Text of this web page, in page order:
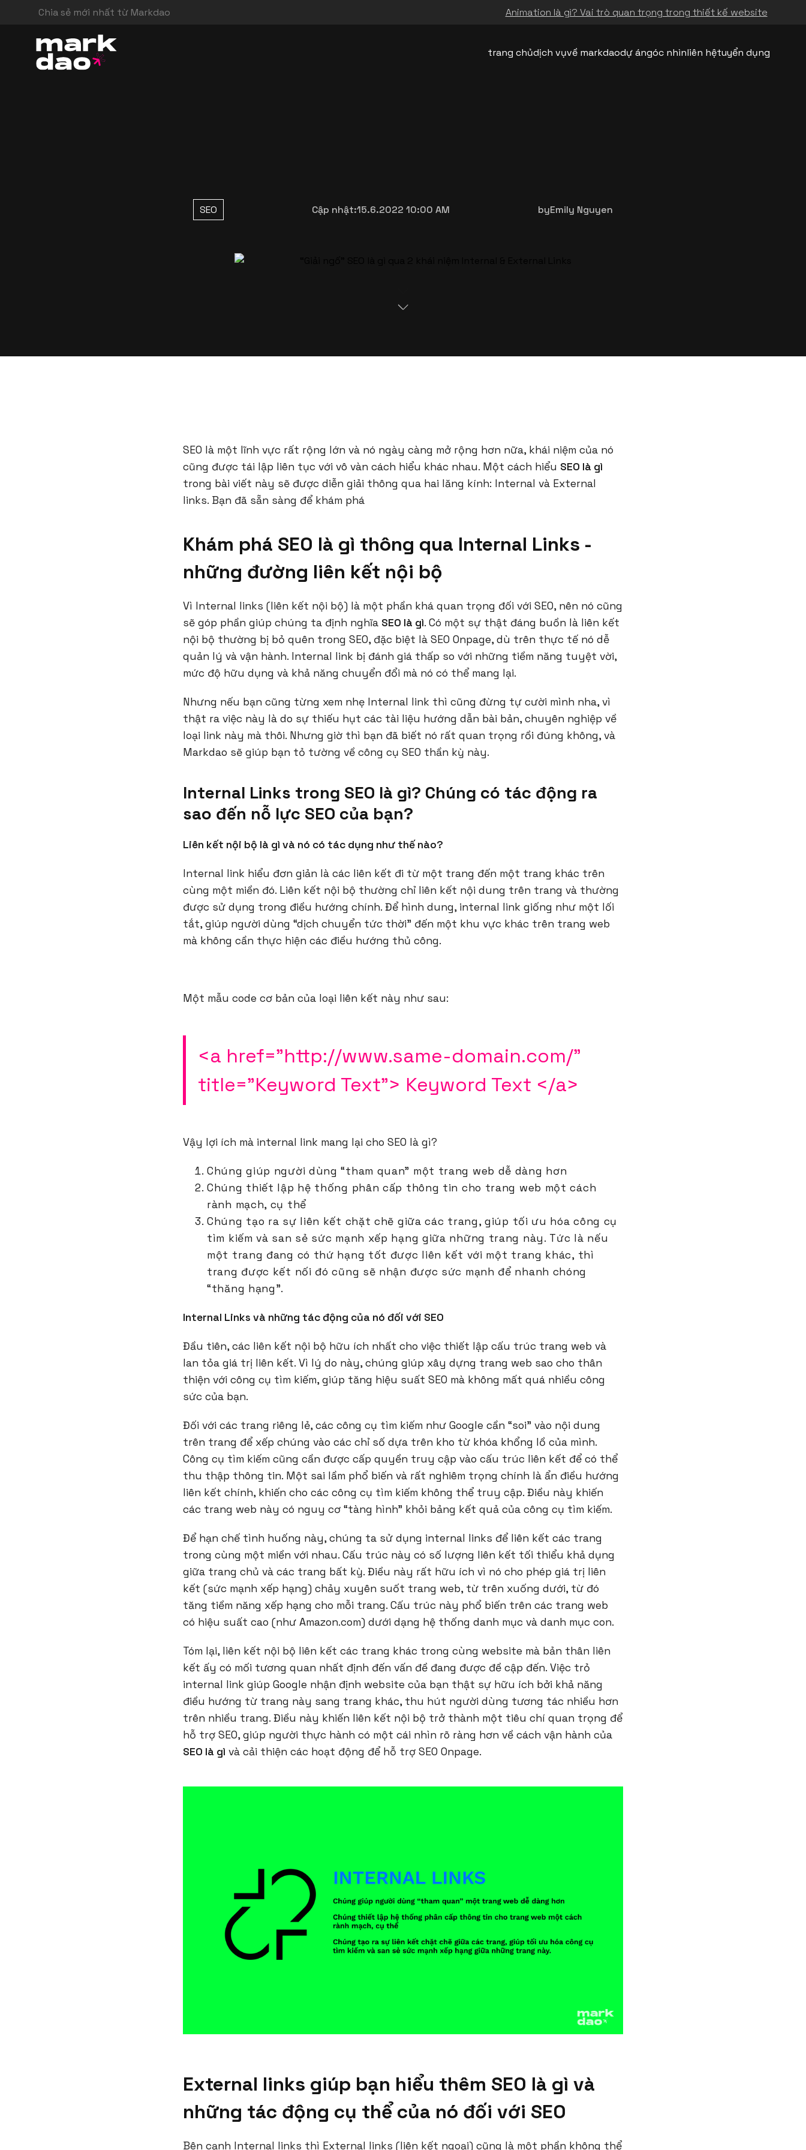
Chia sẻ mới nhất từ Markdao Animation là gì? Vai trò quan trọng trong thiết kế website
trang chủdịch vụvề markdaodự ángóc nhìnliên hệtuyển dụng
SEO Cập nhật:15.6.2022 10:00 AM byEmily Nguyen
SEO là một lĩnh vực rất rộng lớn và nó ngày càng mở rộng hơn nữa, khái niệm của nó
cũng được tái lập liên tục với vô vàn cách hiểu khác nhau. Một cách hiểu SEO là gì
trong bài viết này sẽ được diễn giải thông qua hai lăng kính: Internal và External
links. Bạn đã sẵn sàng để khám phá
Khám phá SEO là gì thông qua Internal Links -
những đường liên kết nội bộ
Vì Internal links (liên kết nội bộ) là một phần khá quan trọng đối với SEO, nên nó cũng
sẽ góp phần giúp chúng ta định nghĩa SEO là gì. Có một sự thật đáng buồn là liên kết
nội bộ thường bị bỏ quên trong SEO, đặc biệt là SEO Onpage, dù trên thực tế nó dễ
quản lý và vận hành. Internal link bị đánh giá thấp so với những tiềm năng tuyệt vời,
mức độ hữu dụng và khả năng chuyển đổi mà nó có thể mang lại.
Nhưng nếu bạn cũng từng xem nhẹ Internal link thì cũng đừng tự cười mình nha, vì
thật ra việc này là do sự thiếu hụt các tài liệu hướng dẫn bài bản, chuyên nghiệp về
loại link này mà thôi. Nhưng giờ thì bạn đã biết nó rất quan trọng rồi đúng không, và
Markdao sẽ giúp bạn tỏ tường về công cụ SEO thần kỳ này.
Internal Links trong SEO là gì? Chúng có tác động ra
sao đến nỗ lực SEO của bạn?
Liên kết nội bộ là gì và nó có tác dụng như thế nào?
Internal link hiểu đơn giản là các liên kết đi từ một trang đến một trang khác trên
cùng một miền đó. Liên kết nội bộ thường chỉ liên kết nội dung trên trang và thường
được sử dụng trong điều hướng chính. Để hình dung, internal link giống như một lối
tắt, giúp người dùng “dịch chuyển tức thời” đến một khu vực khác trên trang web
mà không cần thực hiện các điều hướng thủ công.
Một mẫu code cơ bản của loại liên kết này như sau:
<a href="http://www.same-domain.com/"
title="Keyword Text"> Keyword Text </a>
Vậy lợi ích mà internal link mang lại cho SEO là gì?
Chúng giúp người dùng “tham quan” một trang web dễ dàng hơn
Chúng thiết lập hệ thống phân cấp thông tin cho trang web một cách
rành mạch, cụ thể
Chúng tạo ra sự liên kết chặt chẽ giữa các trang, giúp tối ưu hóa công cụ
tìm kiếm và san sẻ sức mạnh xếp hạng giữa những trang này. Tức là nếu
một trang đang có thứ hạng tốt được liên kết với một trang khác, thì
trang được kết nối đó cũng sẽ nhận được sức mạnh để nhanh chóng
“thăng hạng”.
Internal Links và những tác động của nó đối với SEO
Đầu tiên, các liên kết nội bộ hữu ích nhất cho việc thiết lập cấu trúc trang web và
lan tỏa giá trị liên kết. Vì lý do này, chúng giúp xây dựng trang web sao cho thân
thiện với công cụ tìm kiếm, giúp tăng hiệu suất SEO mà không mất quá nhiều công
sức của bạn.
Đối với các trang riêng lẻ, các công cụ tìm kiếm như Google cần “soi” vào nội dung
trên trang để xếp chúng vào các chỉ số dựa trên kho từ khóa khổng lồ của mình.
Công cụ tìm kiếm cũng cần được cấp quyền truy cập vào cấu trúc liên kết để có thể
thu thập thông tin. Một sai lầm phổ biến và rất nghiêm trọng chính là ẩn điều hướng
liên kết chính, khiến cho các công cụ tìm kiếm không thể truy cập. Điều này khiến
các trang web này có nguy cơ “tàng hình” khỏi bảng kết quả của công cụ tìm kiếm.
Để hạn chế tình huống này, chúng ta sử dụng internal links để liên kết các trang
trong cùng một miền với nhau. Cấu trúc này có số lượng liên kết tối thiểu khả dụng
giữa trang chủ và các trang bất kỳ. Điều này rất hữu ích vì nó cho phép giá trị liên
kết (sức mạnh xếp hạng) chảy xuyên suốt trang web, từ trên xuống dưới, từ đó
tăng tiềm năng xếp hạng cho mỗi trang. Cấu trúc này phổ biến trên các trang web
có hiệu suất cao (như Amazon.com) dưới dạng hệ thống danh mục và danh mục con.
Tóm lại, liên kết nội bộ liên kết các trang khác trong cùng website mà bản thân liên
kết ấy có mối tương quan nhất định đến vấn đề đang được đề cập đến. Việc trỏ
internal link giúp Google nhận định website của bạn thật sự hữu ích bởi khả năng
điều hướng từ trang này sang trang khác, thu hút người dùng tương tác nhiều hơn
trên nhiều trang. Điều này khiến liên kết nội bộ trở thành một tiêu chí quan trọng để
hỗ trợ SEO, giúp người thực hành có một cái nhìn rõ ràng hơn về cách vận hành của
SEO là gì và cải thiện các hoạt động để hỗ trợ SEO Onpage.
External links giúp bạn hiểu thêm SEO là gì và
những tác động cụ thể của nó đối với SEO
Bên cạnh Internal links thì External links (liên kết ngoại) cũng là một phần không thể